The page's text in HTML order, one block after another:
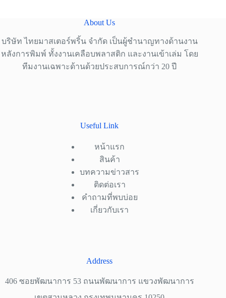
About Us
บริษัท ไทยมาสเตอร์พริ้น จำกัด เป็นผู้ชำนาญทางด้านงาน
หลังการพิมพ์ ทั้งงานเคลือบพลาสติก และงานเข้าเล่ม โดย
ทีมงานเฉพาะด้านด้วยประสบการณ์กว่า 20 ปี
Useful Link
หน้าแรก
สินค้า
บทความข่าวสาร
ติดต่อเรา
คำถามที่พบบ่อย
เกี่ยวกับเรา
Address
406 ซอยพัฒนาการ 53 ถนนพัฒนาการ แขวงพัฒนาการ